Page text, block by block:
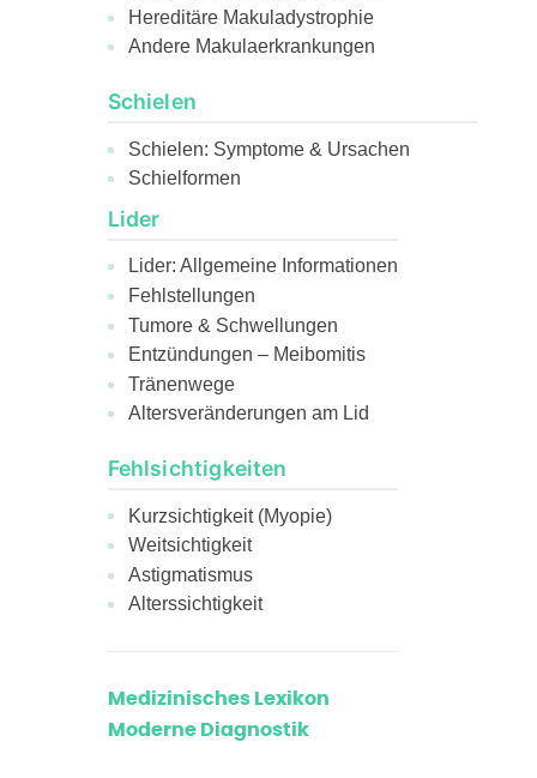
Hereditäre Makuladystrophie
Andere Makulaerkrankungen
Schielen
Schielen: Symptome & Ursachen
Schielformen
Lider
Lider: Allgemeine Informationen
Fehlstellungen
Tumore & Schwellungen
Entzündungen – Meibomitis
Tränenwege
Altersveränderungen am Lid
Fehlsichtigkeiten
Kurzsichtigkeit (Myopie)
Weitsichtigkeit
Astigmatismus
Alterssichtigkeit
Medizinisches Lexikon
Moderne Diagnostik